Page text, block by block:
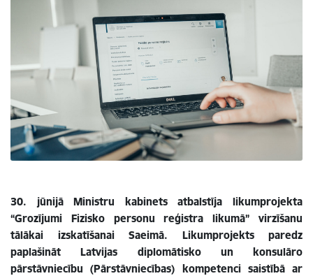
30. jūnijā Ministru kabinets atbalstīja likumprojekta
“Grozījumi Fizisko personu reģistra likumā” virzīšanu
tālākai izskatīšanai Saeimā. Likumprojekts paredz
paplašināt Latvijas diplomātisko un konsulāro
pārstāvniecību (Pārstāvniecības) kompetenci saistībā ar